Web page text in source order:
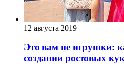
12 августа 2019
Это вам не игрушки:
создании ростовых